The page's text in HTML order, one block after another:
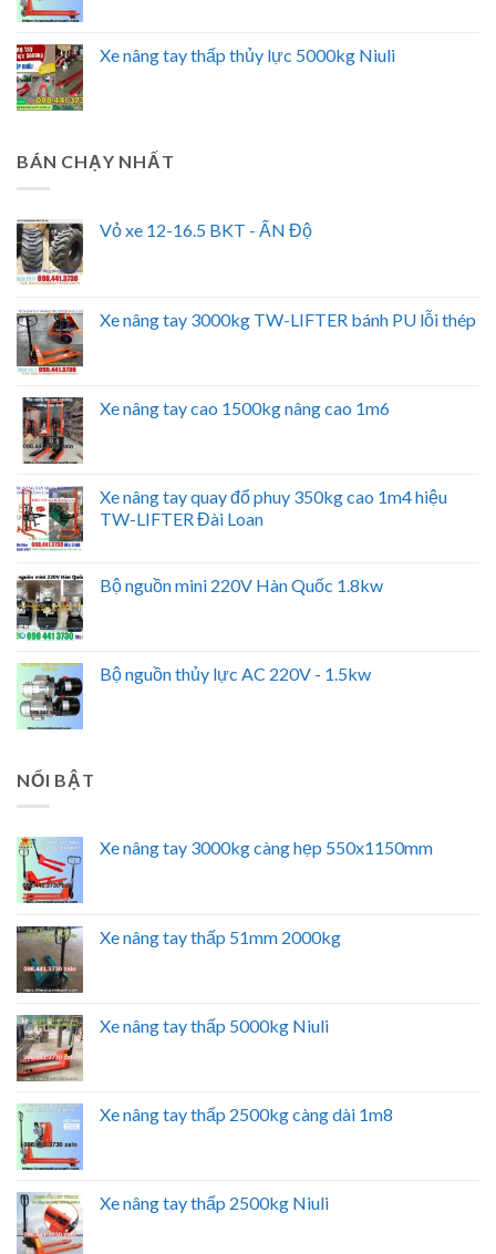
Xe nâng tay thấp thủy lực 5000kg Niuli
BÁN CHẠY NHẤT
Vỏ xe 12-16.5 BKT - ẤN Độ
Xe nâng tay 3000kg TW-LIFTER bánh PU lỗi thép
Xe nâng tay cao 1500kg nâng cao 1m6
Xe nâng tay quay đổ phuy 350kg cao 1m4 hiệu
TW-LIFTER Đài Loan
Bộ nguồn mini 220V Hàn Quốc 1.8kw
Bộ nguồn thủy lực AC 220V - 1.5kw
NỔI BẬT
Xe nâng tay 3000kg càng hẹp 550x1150mm
Xe nâng tay thấp 51mm 2000kg
Xe nâng tay thấp 5000kg Niuli
Xe nâng tay thấp 2500kg càng dài 1m8
Xe nâng tay thấp 2500kg Niuli